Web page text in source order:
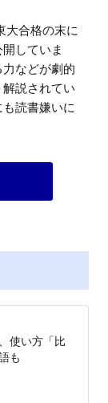
大合格の末に
していま
などが劇的
説されてい
読書嫌いに
使い方「比
も